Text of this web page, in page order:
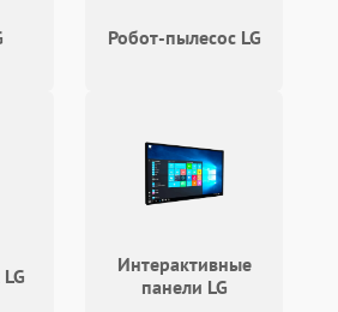
1000 ₽ Подробнее →
Подробнее →
Робот-пылесос LG
Интерактивные
панели LG